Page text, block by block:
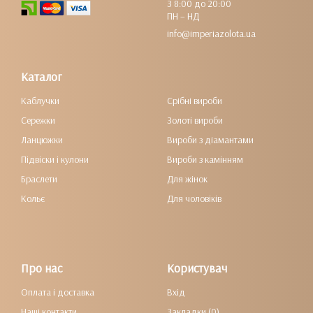
З 8:00 до 20:00
ПН – НД
info@imperiazolota.ua
Каталог
Каблучки
Сережки
Ланцюжки
Підвіски і кулони
Браслети
Кольє
Срібні вироби
Золоті вироби
Вироби з діамантами
Вироби з камінням
Для жінок
Для чоловіків
Про нас
Оплата і доставка
Користувач
Вхід